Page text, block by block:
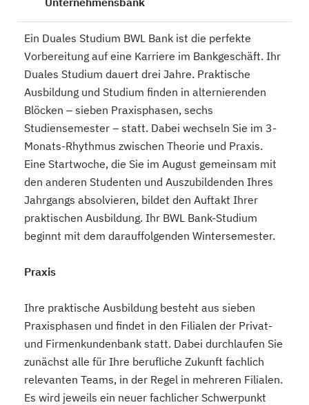
Ein Duales Studium BWL Bank ist die perfekte
Vorbereitung auf eine Karriere im Bankgeschäft. Ihr
Duales Studium dauert drei Jahre. Praktische
Ausbildung und Studium finden in alternierenden
Blöcken – sieben Praxisphasen, sechs
Studiensemester – statt. Dabei wechseln Sie im 3-
Monats-Rhythmus zwischen Theorie und Praxis.
Eine Startwoche, die Sie im August gemeinsam mit
den anderen Studenten und Auszubildenden Ihres
Jahrgangs absolvieren, bildet den Auftakt Ihrer
praktischen Ausbildung. Ihr BWL Bank-Studium
beginnt mit dem darauffolgenden Wintersemester.
Praxis
Ihre praktische Ausbildung besteht aus sieben
Praxisphasen und findet in den Filialen der Privat-
und Firmenkundenbank statt. Dabei durchlaufen Sie
zunächst alle für Ihre berufliche Zukunft fachlich
relevanten Teams, in der Regel in mehreren Filialen.
Es wird jeweils ein neuer fachlicher Schwerpunkt